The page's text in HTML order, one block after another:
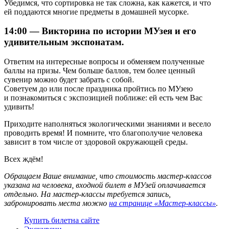
Убедимся, что сортировка не так сложна, как кажется, и что
ей поддаются многие предметы в домашней мусорке.
14:00 — Викторина по истории МУзея и его
удивительным экспонатам.
Ответим на интересные вопросы и обменяем полученные
баллы на призы. Чем больше баллов, тем более ценный
сувенир можно будет забрать с собой.
Советуем до или после праздника пройтись по МУзею
и познакомиться с экспозицией поближе: ей есть чем Вас
удивить!
Приходите наполняться экологическими знаниями и весело
проводить время! И помните, что благополучие человека
зависит в том числе от здоровой окружающей среды.
Всех ждём!
Обращаем Ваше внимание, что стоимость мастер-классов
указана на человека, входной билет в МУзей оплачивается
отдельно. На мастер-классы требуется запись,
забронировать места можно на странице «Мастер-классы».
Купить билетна сайте